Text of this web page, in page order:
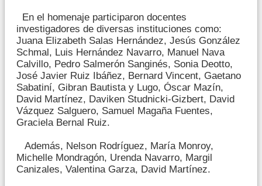
En el homenaje participaron docentes
investigadores de diversas instituciones como:
Juana Elizabeth Salas Hernández, Jesús González
Schmal, Luis Hernández Navarro, Manuel Nava
Calvillo, Pedro Salmerón Sanginés, Sonia Deotto,
José Javier Ruiz Ibáñez, Bernard Vincent, Gaetano
Sabatiní, Gibran Bautista y Lugo, Óscar Mazín,
David Martínez, Daviken Studnicki-Gizbert, David
Vázquez Salguero, Samuel Magaña Fuentes,
Graciela Bernal Ruiz.
Además, Nelson Rodríguez, María Monroy,
Michelle Mondragón, Urenda Navarro, Margil
Canizales, Valentina Garza, David Martínez.